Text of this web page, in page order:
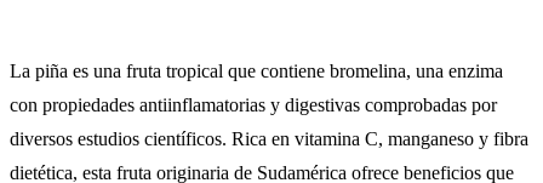
La piña es una fruta tropical que contiene bromelina, una enzima
con propiedades antiinflamatorias y digestivas comprobadas por
diversos estudios científicos. Rica en vitamina C, manganeso y fibra
dietética, esta fruta originaria de Sudamérica ofrece beneficios que